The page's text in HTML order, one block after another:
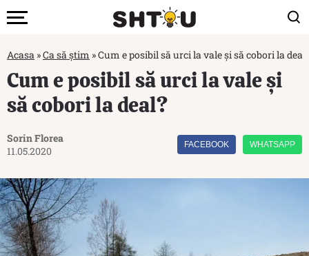
Acasa »Ca să știm »Cum e posibil să urci la vale și să cobori la
Cum e posibil să urci la vale și
să cobori la deal?
Sorin Florea
11.05.2020
FACEBOOK WHATSAPP